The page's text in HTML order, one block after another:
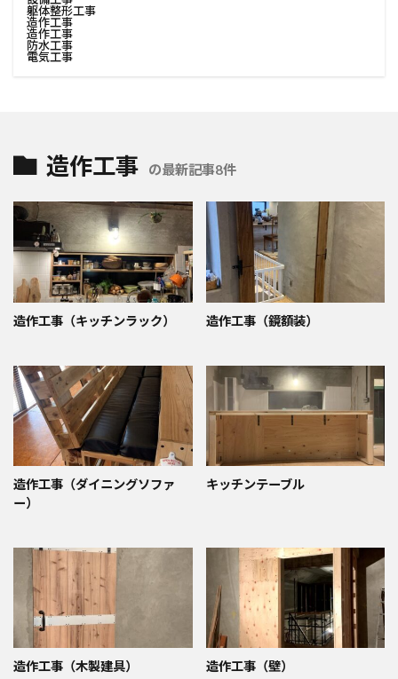
躯体整形工事
造作工事
造作工事
防水工事
電気工事
造作工事 の最新記事8件
造作工事（キッチンラック） 造作工事（鏡額装）
造作工事（ダイニングソファ
ー）
キッチンテーブル
造作工事（木製建具） 造作工事（壁）